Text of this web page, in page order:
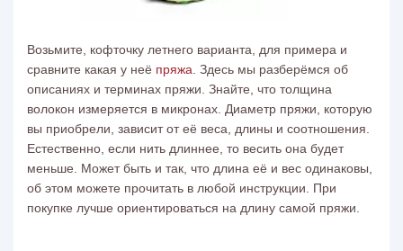
Возьмите, кофточку летнего варианта, для примера и
сравните какая у неё пряжа . Здесь мы разберёмся об
описаниях и терминах пряжи. Знайте, что толщина
волокон измеряется в микронах. Диаметр пряжи, которую
вы приобрели, зависит от её веса, длины и соотношения.
Естественно, если нить длиннее, то весить она будет
меньше. Может быть и так, что длина её и вес одинаковы,
об этом можете прочитать в любой инструкции. При
покупке лучше ориентироваться на длину самой пряжи.